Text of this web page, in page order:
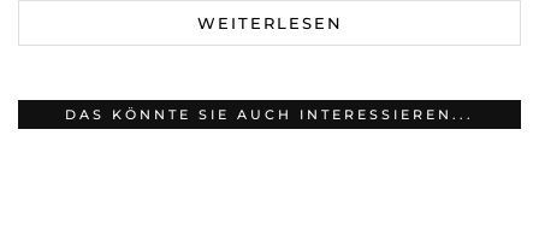
WEITERLESEN
DAS KÖNNTE SIE AUCH INTERESSIEREN...